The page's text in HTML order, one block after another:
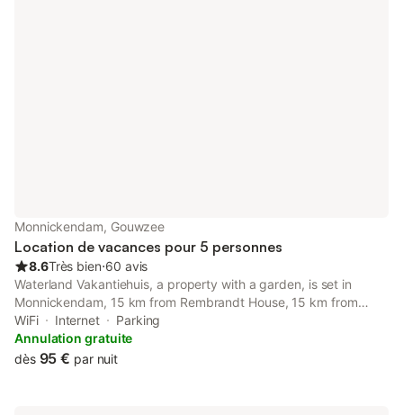
Monnickendam, Gouwzee
Location de vacances pour 5 personnes
8.6Très bien⋅60 avis
Waterland Vakantiehuis, a property with a garden, is set in
Monnickendam, 15 km from Rembrandt House, 15 km from
Dutch National Opera & Ballet, as well as 15 km from Artis Zoo.
WiFi Internet
Parking
Annulation gratuite
dès 95 € par nuit